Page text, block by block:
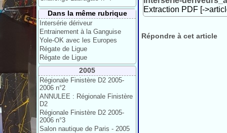
Dans la même rubrique
Intersérie dériveur
Entrainement à la Ganguise
Yole-OK avec les Europes
Régate de Ligue
Régate de Ligue
2005
Régionale Finistère D2 2005-
2006 n°2
ANNULEE : Régionale Finistère
D2
Régionale Finistère D2 2005-
2006 n°3
Salon nautique de Paris - 2005
Extraction PDF [-
Répondre à cet article